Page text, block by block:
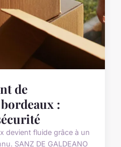
de
:
devient fluide grâce à un
SANZ DE GALDEANO